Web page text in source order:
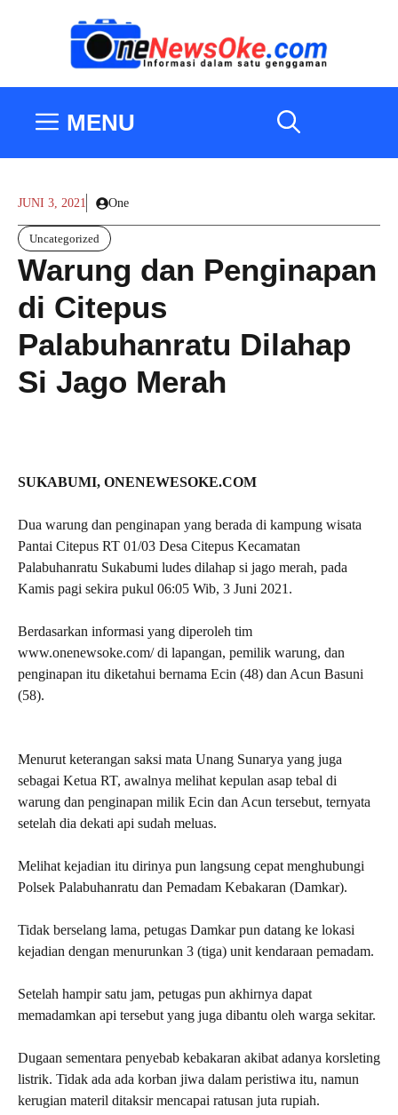
MENU
JUNI 3, 2021 One
Uncategorized
Warung dan Penginapan
di Citepus
Palabuhanratu Dilahap
Si Jago Merah
SUKABUMI, ONENEWESOKE.COM
Dua warung dan penginapan yang berada di kampung wisata
Pantai Citepus RT 01/03 Desa Citepus Kecamatan
Palabuhanratu Sukabumi ludes dilahap si jago merah, pada
Kamis pagi sekira pukul 06:05 Wib, 3 Juni 2021.
Berdasarkan informasi yang diperoleh tim
www.onenewsoke.com/ di lapangan, pemilik warung, dan
penginapan itu diketahui bernama Ecin (48) dan Acun Basuni
(58).
Menurut keterangan saksi mata Unang Sunarya yang juga
sebagai Ketua RT, awalnya melihat kepulan asap tebal di
warung dan penginapan milik Ecin dan Acun tersebut, ternyata
setelah dia dekati api sudah meluas.
Melihat kejadian itu dirinya pun langsung cepat menghubungi
Polsek Palabuhanratu dan Pemadam Kebakaran (Damkar).
Tidak berselang lama, petugas Damkar pun datang ke lokasi
kejadian dengan menurunkan 3 (tiga) unit kendaraan pemadam.
Setelah hampir satu jam, petugas pun akhirnya dapat
memadamkan api tersebut yang juga dibantu oleh warga sekitar.
Dugaan sementara penyebab kebakaran akibat adanya korsleting
listrik. Tidak ada ada korban jiwa dalam peristiwa itu, namun
kerugian materil ditaksir mencapai ratusan juta rupiah.